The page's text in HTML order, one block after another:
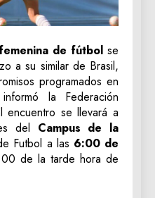
de fútbol se
a su similar de Brasil,
programados en
la Federación
encuentro se llevará a
del Campus de la
Futbol a las 6:00 de
de la tarde hora de